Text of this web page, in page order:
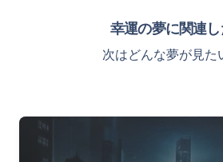
幸運の夢に関連
次はどんな夢が見た